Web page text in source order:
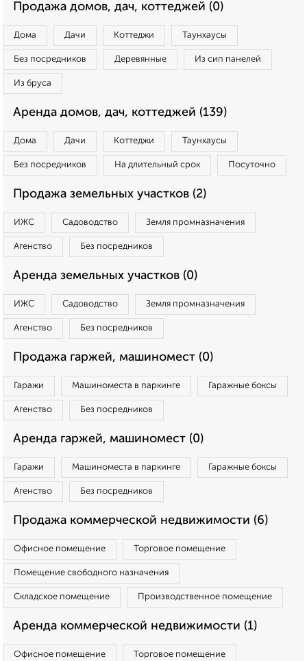
Продажа домов, дач, коттеджей (0)
Дома Дачи Коттеджи Таунхаусы
Без посредников Деревянные Из сип панелей
Из бруса
Аренда домов, дач, коттеджей (139)
Дома Дачи Коттеджи Таунхаусы
Без посредников На длительный срок Посуточно
Продажа земельных участков (2)
ИЖС Садоводство Земля промназначения
Агенство Без посредников
Аренда земельных участков (0)
ИЖС Садоводство Земля промназначения
Агенство Без посредников
Продажа гаржей, машиномест (0)
Гаражи Машиноместа в паркинге Гаражные боксы
Агенство Без посредников
Аренда гаржей, машиномест (0)
Гаражи Машиноместа в паркинге Гаражные боксы
Агенство Без посредников
Продажа коммерческой недвижимости (6)
Офисное помещение Торговое помещение
Помещение свободного назначения
Складское помещение Производственное помещение
Аренда коммерческой недвижимости (1)
Офисное помещение Торговое помещение